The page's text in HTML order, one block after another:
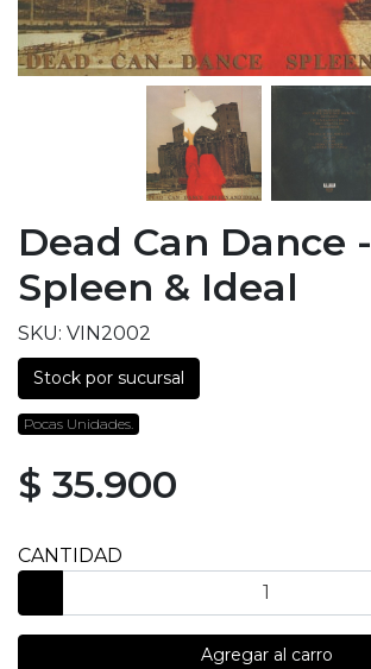
Dead Can Dance -
Spleen & Ideal
SKU: VIN2002
Stock por sucursal
Pocas Unidades.
$ 35.900
CANTIDAD
Agregar al carro